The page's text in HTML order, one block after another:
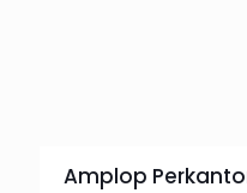
Amplop